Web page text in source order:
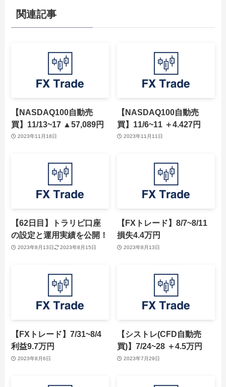
関連記事
【NASDAQ100自動売
買】11/13~17 ▲57,089円
2023年11月18日
【NASDAQ100自動売
買】11/6~11 ＋4.427円
2023年11月11日
【62日目】トラリピ口座
の設定と運用実績を公開！
2023年8月13日 2023年8月15日
【FXトレード】8/7~8/11
損失4.4万円
2023年8月13日
【FXトレード】7/31~8/4
利益9.7万円
2023年8月6日
【シストレ(CFD自動売
買)】7/24~28 ＋4.5万円
2023年7月29日